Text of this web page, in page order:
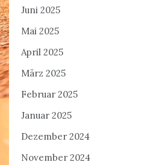
Juni 2025
Mai 2025
April 2025
März 2025
Februar 2025
Januar 2025
Dezember 2024
November 2024